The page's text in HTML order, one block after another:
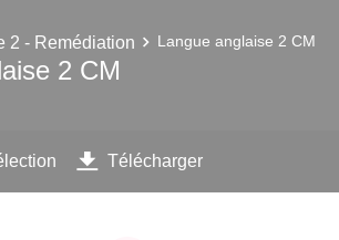
2 - Remédiation
Langue anglaise 2 CM
2 CM
Télécharger